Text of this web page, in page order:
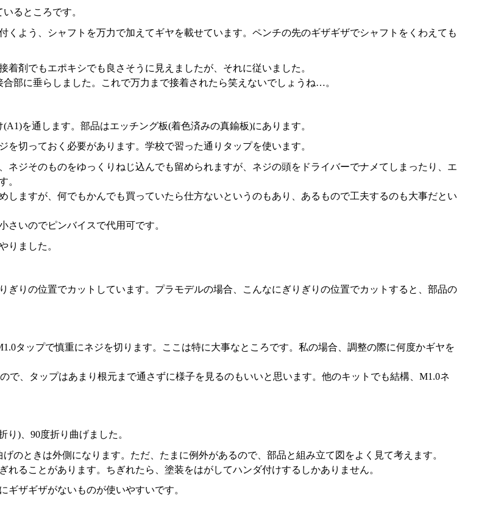
るところです。
よう、シャフトを万力で加えてギヤを載せています。ペンチの先のギザギザでシャフトをくわえても
剤でもエポキシでも良さそうに見えましたが、それに従いました。
部に垂らしました。これで万力まで接着されたら笑えないでしょうね…。
を通します。部品はエッチング板(着色済みの真鍮板)にあります。
切っておく必要があります。学校で習った通りタップを使います。
ジそのものをゆっくりねじ込んでも留められますが、ネジの頭をドライバーでナメてしまったり、エ
。
しますが、何でもかんでも買っていたら仕方ないというのもあり、あるもので工夫するのも大事だとい
さいのでピンバイスで代用可です。
りました。
ぎりの位置でカットしています。プラモデルの場合、こんなにぎりぎりの位置でカットすると、部品の
タップで慎重にネジを切ります。ここは特に大事なところです。私の場合、調整の際に何度かギヤを
で、タップはあまり根元まで通さずに様子を見るのもいいと思います。他のキットでも結構、M1.0ネ
)、90度折り曲げました。
のときは外側になります。ただ、たまに例外があるので、部品と組み立て図をよく見て考えます。
ることがあります。ちぎれたら、塗装をはがしてハンダ付けするしかありません。
ザギザがないものが使いやすいです。